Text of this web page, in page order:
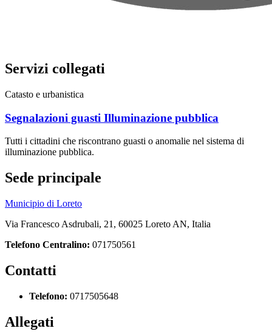
Servizi collegati
Catasto e urbanistica
Segnalazioni guasti Illuminazione pubblica
Tutti i cittadini che riscontrano guasti o anomalie nel sistema di
illuminazione pubblica.
Sede principale
Municipio di Loreto
Via Francesco Asdrubali, 21, 60025 Loreto AN, Italia
Telefono Centralino: 071750561
Contatti
Telefono: 0717505648
Allegati